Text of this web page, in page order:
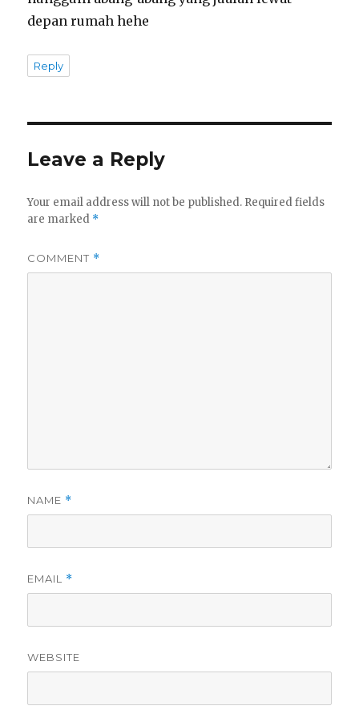
depan rumah hehe
Reply
Leave a Reply
Your email address will not be published. Required fields
are marked *
COMMENT *
NAME *
EMAIL *
WEBSITE